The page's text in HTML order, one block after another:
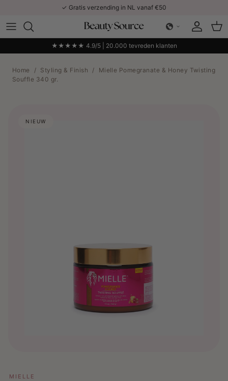
✓ Gratis verzending in NL vanaf €50
Account
★★★★★ 4.9/5 | 20.000 tevreden klanten
Home / Styling & Finish /
Mielle Pomegranate & Honey Twisting
Souffle 340 gr.
NIEUW
MIELLE